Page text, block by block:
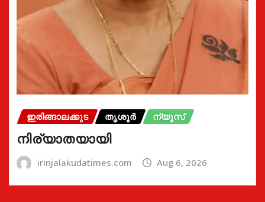
ഇരിങ്ങാലക്കുട തൃശൂർ ന്യൂസ്
നിര്യാതയായി
irinjalakudatimes.com Aug 6, 2026